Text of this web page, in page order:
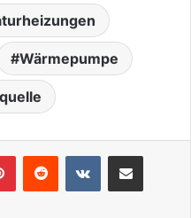
Wärmepumpe